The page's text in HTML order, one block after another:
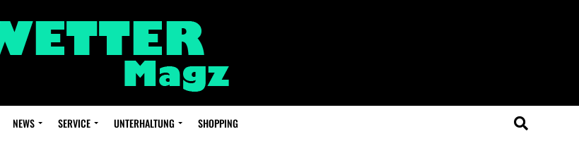
NEWS SERVICE UNTERHALTUNG SHOPPING